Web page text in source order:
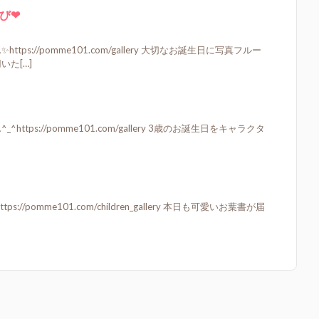
❤
pomme101.com/gallery 大切なお誕生日に写真フルー
た[…]
pomme101.com/gallery 3歳のお誕生日をキャラクタ
pomme101.com/children_gallery 本日も可愛いお葉書が届